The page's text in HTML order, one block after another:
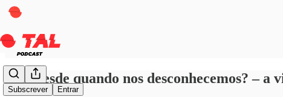
Subscrever Entrar
Olá, desde quando nos desconhecemos? – a